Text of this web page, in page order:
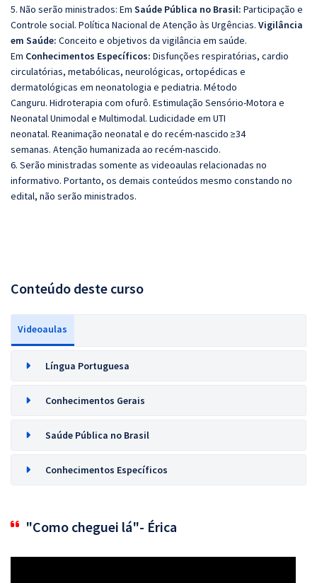
5. Não serão ministrados: Em Saúde Pública no Brasil: Participação e
Controle social. Política Nacional de Atenção às Urgências. Vigilância
em Saúde: Conceito e objetivos da vigilância em saúde.
Em Conhecimentos Específicos: Disfunções respiratórias, cardio
circulatórias, metabólicas, neurológicas, ortopédicas e
dermatológicas em neonatologia e pediatria. Método
Canguru. Hidroterapia com ofurô. Estimulação Sensório-Motora e
Neonatal Unimodal e Multimodal. Ludicidade em UTI
neonatal. Reanimação neonatal e do recém-nascido ≥34
semanas. Atenção humanizada ao recém-nascido.
6. Serão ministradas somente as videoaulas relacionadas no
informativo. Portanto, os demais conteúdos mesmo constando no
edital, não serão ministrados.
Conteúdo deste curso
Videoaulas
Língua Portuguesa
Conhecimentos Gerais
Saúde Pública no Brasil
Conhecimentos Específicos
"Como cheguei lá"- Érica